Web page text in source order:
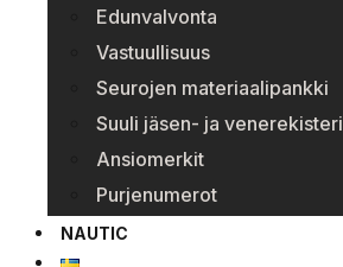
Edunvalvonta
Vastuullisuus
Seurojen materiaalipankki
Suuli jäsen- ja venerekisteri
Ansiomerkit
Purjenumerot
NAUTIC